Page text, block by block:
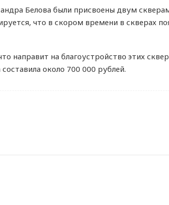
Белова были присвоены двум
что в скором времени в скверах
направит на благоустройство этих
около 700 000 рублей.